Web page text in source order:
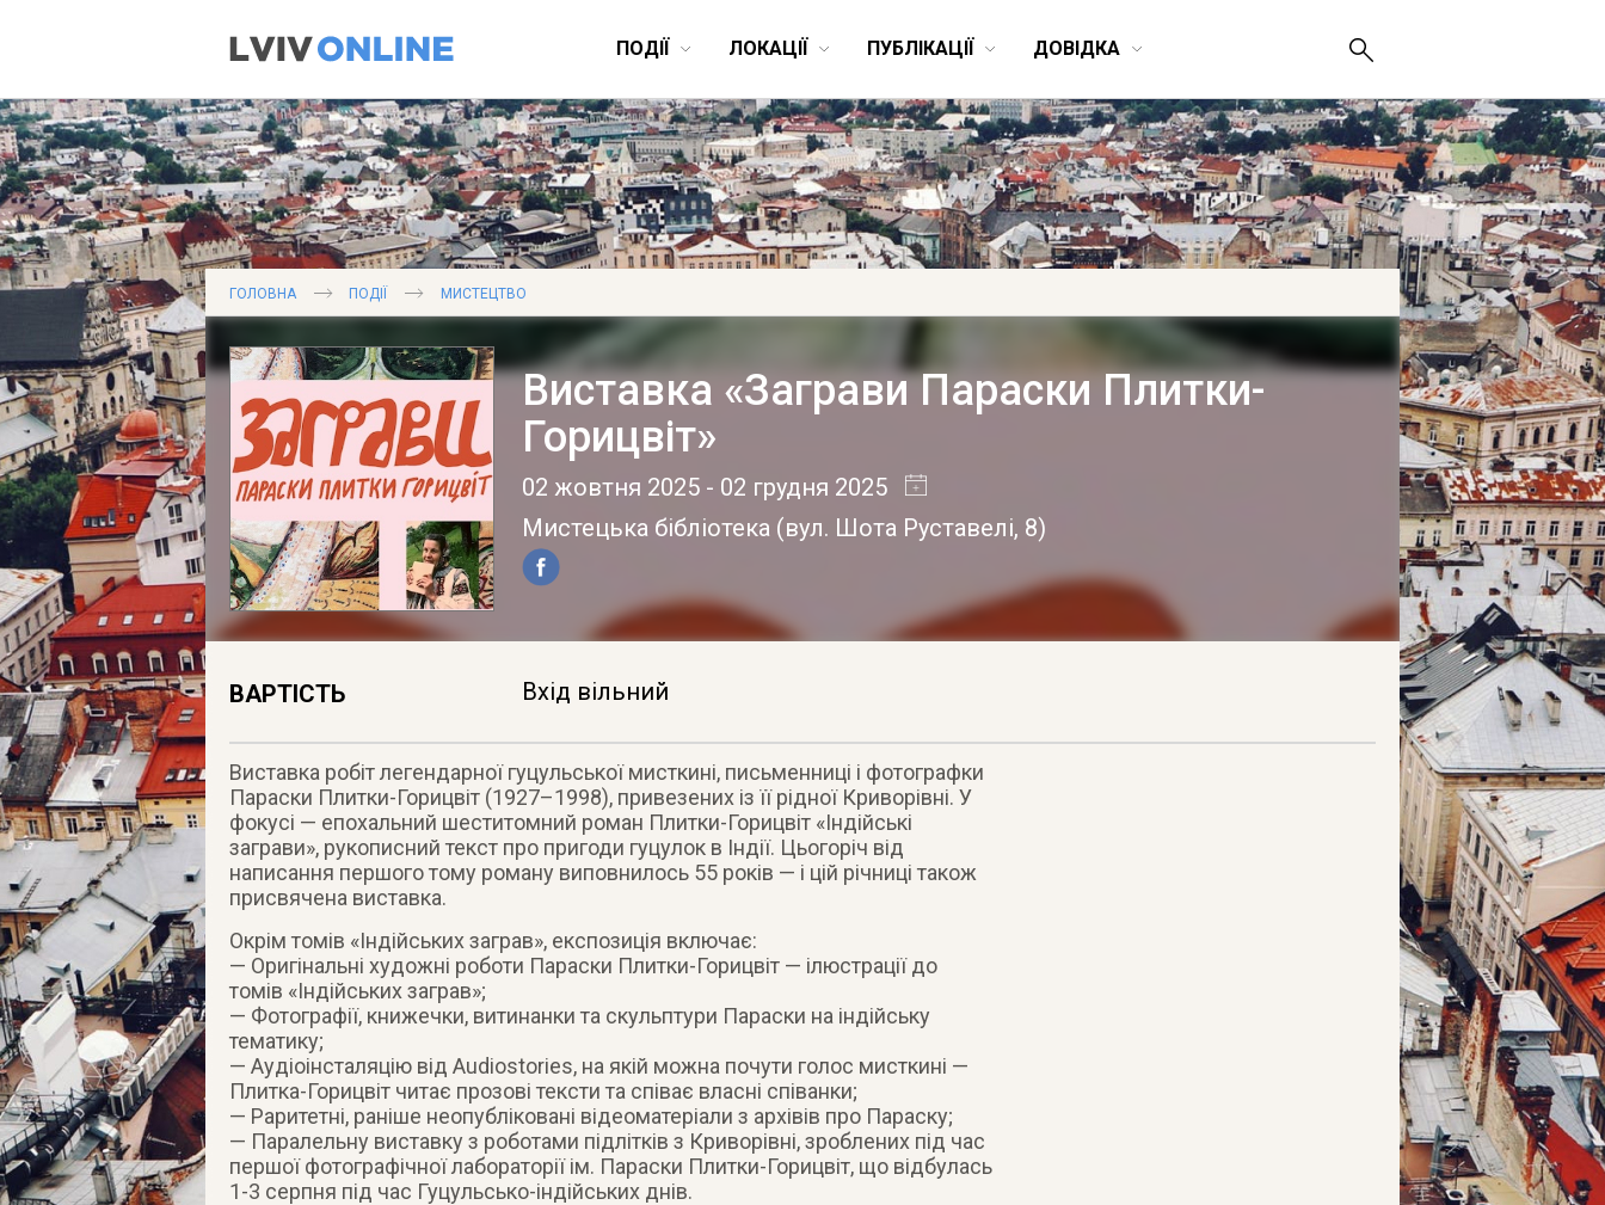
ПОДІЇ ЛОКАЦІЇ ПУБЛІКАЦІЇ ДОВІДКА
ГОЛОВНА ПОДІЇ МИСТЕЦТВО
Виставка «Заграви Параски Плитки-
Горицвіт»
02 жовтня 2025 - 02 грудня 2025
Мистецька бібліотека (вул. Шота Руставелі, 8)
ВАРТІСТЬ Вхід вільний
Виставка робіт легендарної гуцульської мисткині, письменниці і фотографки
Параски Плитки-Горицвіт (1927–1998), привезених із її рідної Криворівні. У
фокусі — епохальний шеститомний роман Плитки-Горицвіт «Індійські
заграви», рукописний текст про пригоди гуцулок в Індії. Цьогоріч від
написання першого тому роману виповнилось 55 років — і цій річниці також
присвячена виставка.
Окрім томів «Індійських заграв», експозиція включає:
— Оригінальні художні роботи Параски Плитки-Горицвіт — ілюстрації до
томів «Індійських заграв»;
— Фотографії, книжечки, витинанки та скульптури Параски на індійську
тематику;
— Аудіоінсталяцію від Audiostories, на якій можна почути голос мисткині —
Плитка-Горицвіт читає прозові тексти та співає власні співанки;
— Раритетні, раніше неопубліковані відеоматеріали з архівів про Параску;
— Паралельну виставку з роботами підлітків з Криворівні, зроблених під час
першої фотографічної лабораторії ім. Параски Плитки-Горицвіт, що відбулась
1-3 серпня під час Гуцульсько-індійських днів.